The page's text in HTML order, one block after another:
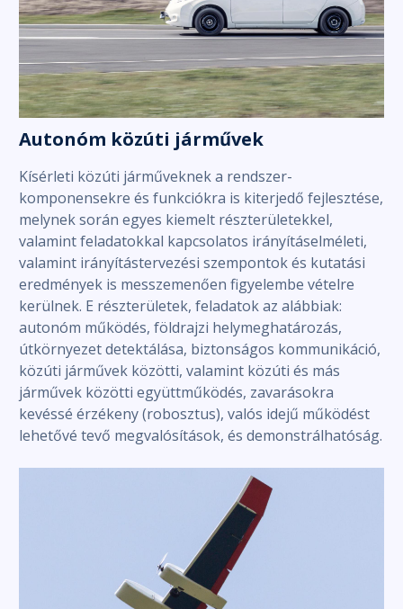
Autonóm közúti járművek
Kísérleti közúti járműveknek a rendszer-
komponensekre és funkciókra is kiterjedő fejlesztése,
melynek során egyes kiemelt részterületekkel,
valamint feladatokkal kapcsolatos irányításelméleti,
valamint irányítástervezési szempontok és kutatási
eredmények is messzemenően figyelembe vételre
kerülnek. E részterületek, feladatok az alábbiak:
autonóm működés, földrajzi helymeghatározás,
útkörnyezet detektálása, biztonságos kommunikáció,
közúti járművek közötti, valamint közúti és más
járművek közötti együttműködés, zavarásokra
kevéssé érzékeny (robosztus), valós idejű működést
lehetővé tevő megvalósítások, és demonstrálhatóság.